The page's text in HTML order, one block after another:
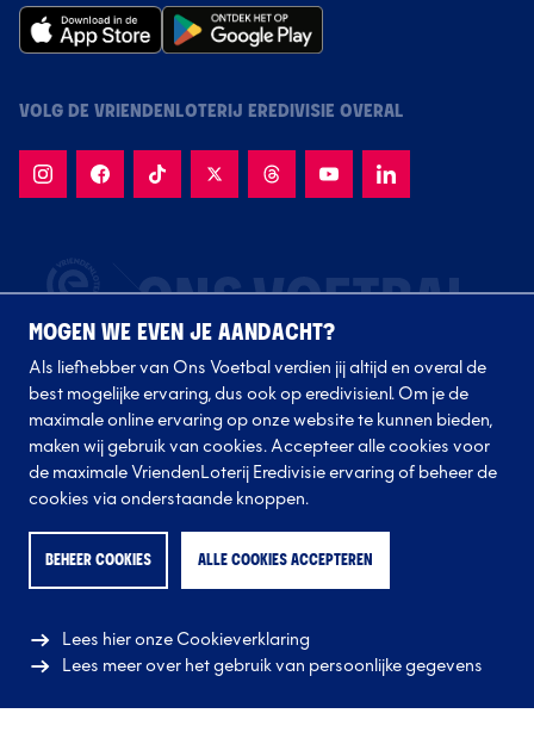
VOLG DE VRIENDENLOTERIJ EREDIVISIE OVERAL
Volg onze clubs
© 2026 Eredivisie CV
MOGEN WE EVEN JE AANDACHT?
Als liefhebber van Ons Voetbal verdien jij altijd en overal de
best mogelijke ervaring, dus ook op eredivisie.nl. Om je de
maximale online ervaring op onze website te kunnen bieden,
maken wij gebruik van cookies. Accepteer alle cookies voor
de maximale VriendenLoterij Eredivisie ervaring of beheer de
cookies via onderstaande knoppen.
BEHEER COOKIES ALLE COOKIES ACCEPTEREN
Lees hier onze Cookieverklaring
Lees meer over het gebruik van persoonlijke gegevens